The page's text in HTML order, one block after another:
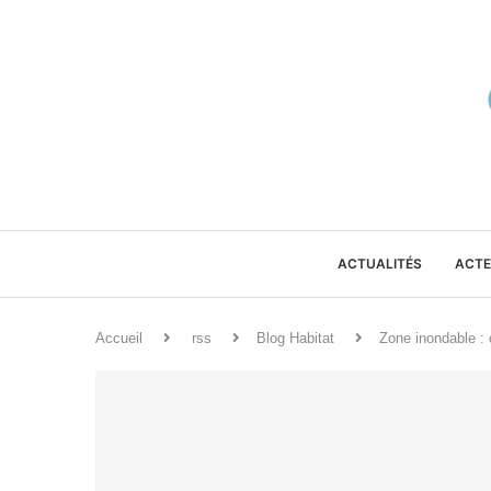
ACTUALITÉS
Accueil rss Blog Habitat Zone inondable :